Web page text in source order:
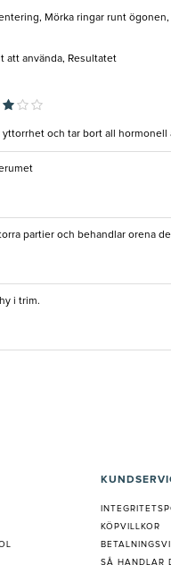
Mörka ringar runt
att använda, Resultatet
och tar bort all
partier och behandlar orena
i trim.
KÖPVILLKOR
SÅ HANDLAR